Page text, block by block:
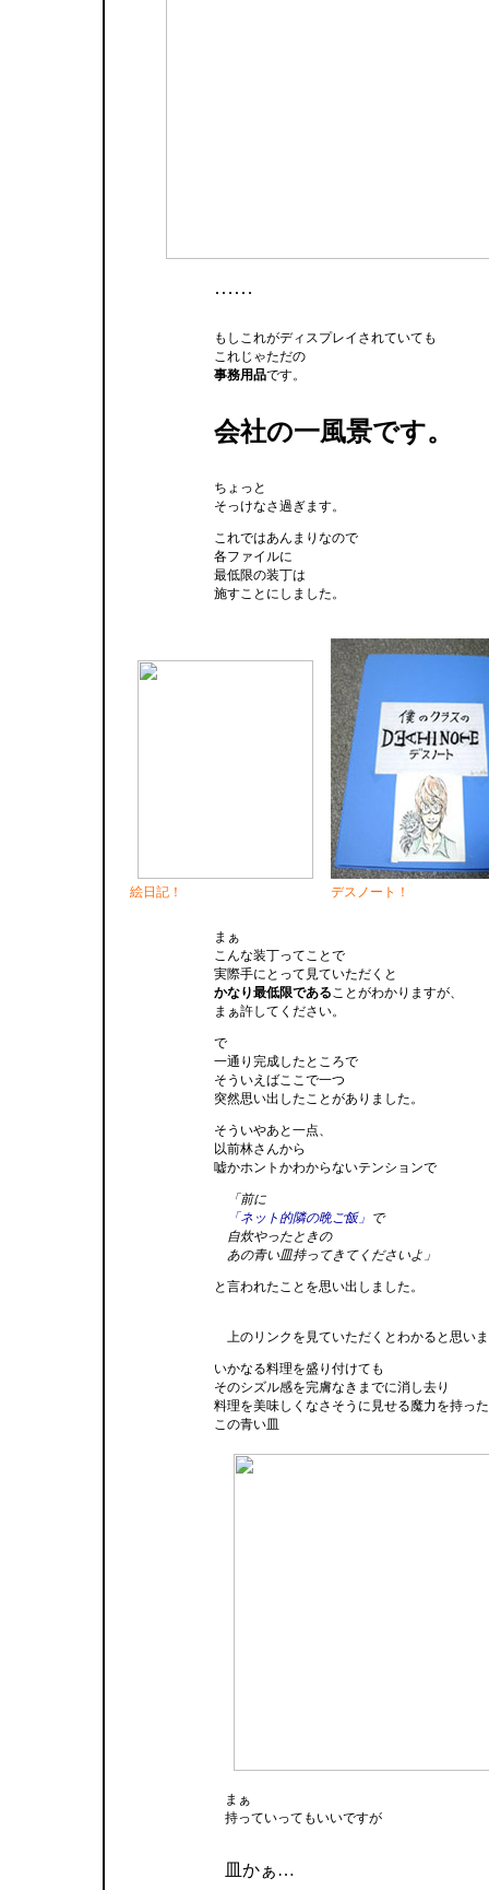
……
もしこれがディスプレイされていても
これじゃただの
事務用品です。
会社の一風景です。
ちょっと
そっけなさ過ぎます。
これではあんまりなので
各ファイルに
最低限の装丁は
施すことにしました。
絵日記！ デスノート！
まぁ
こんな装丁ってことで
実際手にとって見ていただくと
かなり最低限であることがわかりますが、
まぁ許してください。
で
一通り完成したところで
そういえばここで一つ
突然思い出したことがありました。
そういやあと一点、
以前林さんから
嘘かホントかわからないテンションで
「前に
「ネット的隣の晩ご飯」 で
自炊やったときの
あの青い皿持ってきてくださいよ」
と言われたことを思い出しました。
上のリンクを見ていただくとわかると思い
いかなる料理を盛り付けても
そのシズル感を完膚なきまでに消し去り
料理を美味しくなさそうに見せる魔力を持った
この青い皿
まぁ
持っていってもいいですが
皿かぁ…